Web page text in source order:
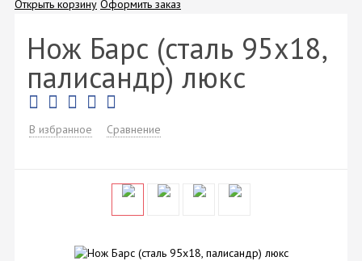
Открыть корзину Оформить заказ
Нож Барс (сталь 95х18,
палисандр) люкс
В избранное Сравнение